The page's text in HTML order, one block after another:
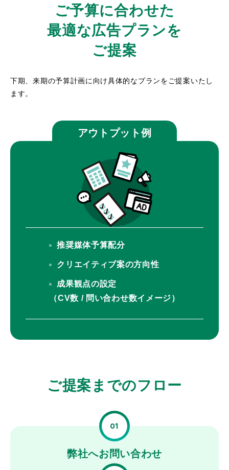
ご予算に合わせた
最適な広告プランを
ご提案
下期、来期の予算計画に向け具体的なプランをご提案いたし
ます。
アウトプット例
推奨媒体予算配分
クリエイティブ案の方向性
成果観点の設定
（CV数 / 問い合わせ数イメージ）
ご提案までのフロー
01
弊社へお問い合わせ